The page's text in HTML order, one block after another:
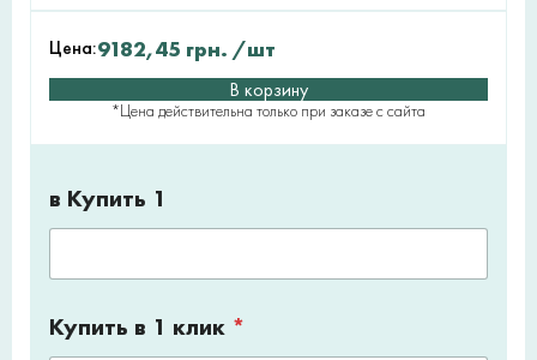
Цена:9182,45 грн. /шт
В корзину
*Цена действительна только при заказе с сайта
в Купить 1
Купить в 1 клик *